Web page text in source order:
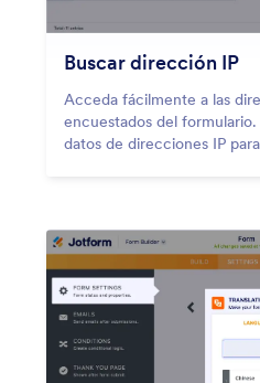
Buscar dirección IP
Acceda fácilmente a las
encuestados del
datos de direcciones IP